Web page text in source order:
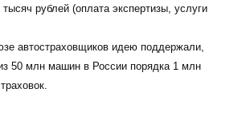
рублей (оплата экспертизы, услуги
автостраховщиков идею поддержали,
50 млн машин в России порядка 1 млн